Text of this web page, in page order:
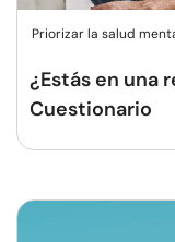
Priorizar la salud
¿Estás en una
Cuestionario